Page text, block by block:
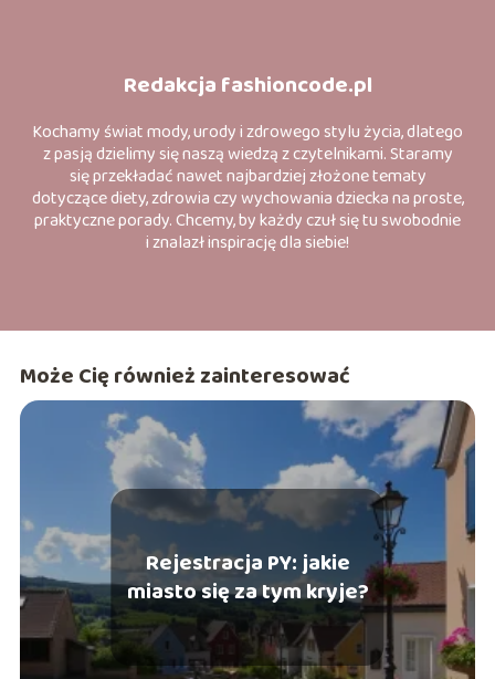
Redakcja fashioncode.pl
Kochamy świat mody, urody i zdrowego stylu życia, dlatego
z pasją dzielimy się naszą wiedzą z czytelnikami. Staramy
się przekładać nawet najbardziej złożone tematy
dotyczące diety, zdrowia czy wychowania dziecka na proste,
praktyczne porady. Chcemy, by każdy czuł się tu swobodnie
i znalazł inspirację dla siebie!
Może Cię również zainteresować
Rejestracja PY: jakie
miasto się za tym kryje?